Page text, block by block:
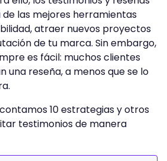
de las mejores herramientas
atraer nuevos proyectos
de tu marca. Sin embargo,
es fácil: muchos clientes
una reseña, a menos que se lo
10 estrategias y otros
testimonios de manera